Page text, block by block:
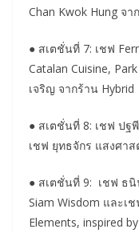
Chan Kwok Hung จา
● สเตชั่นที่ 7: เชฟ
Catalan Cuisine,
เจริญ จากร้าน Hybrid
● สเตชั่นที่ 8: เชฟ ปฐ
เชฟ ยุทธจักร แสงศาส
● สเตชั่นที่ 9: เชฟ ธ
Siam Wisdom และเ
Elements, inspired